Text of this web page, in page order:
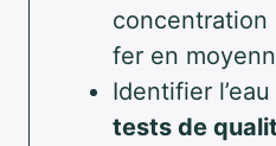
concentration
fer en
Identifier
tests de